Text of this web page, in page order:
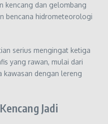
kencang dan gelombang
bencana hidrometeorologi
serius mengingat ketiga
yang rawan, mulai dari
kawasan dengan lereng
Jadi